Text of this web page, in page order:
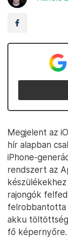
Megjelent az
hír alapban
iPhone-
rendszert az
rajongók
felrobbantotta
akku
fő képernyőre.